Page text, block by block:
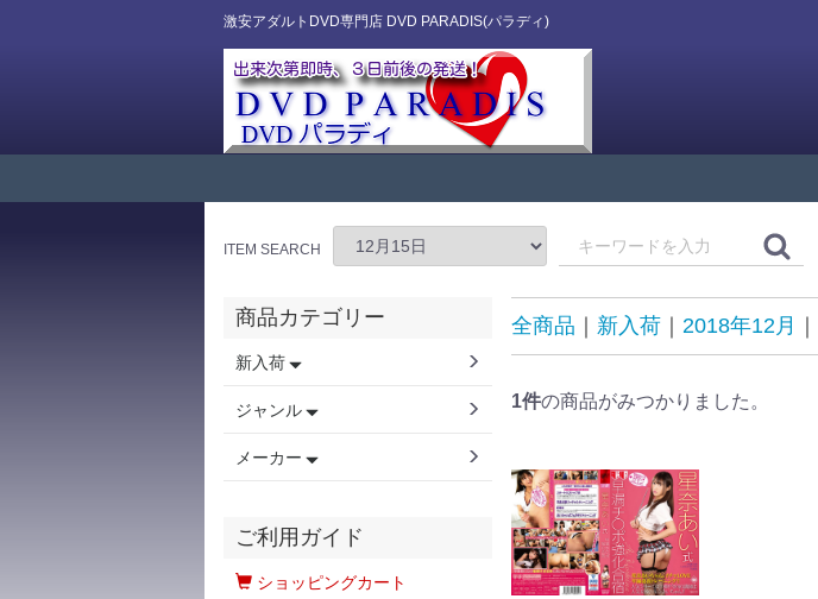
激安アダルトDVD専門店 DVD PARADIS(パラディ)
ITEM SEARCH
全商品 新入荷 2018年12月
1件の商品がみつかりました。
商品カテゴリー
新入荷
ジャンル
メーカー
ご利用ガイド
ショッピングカート